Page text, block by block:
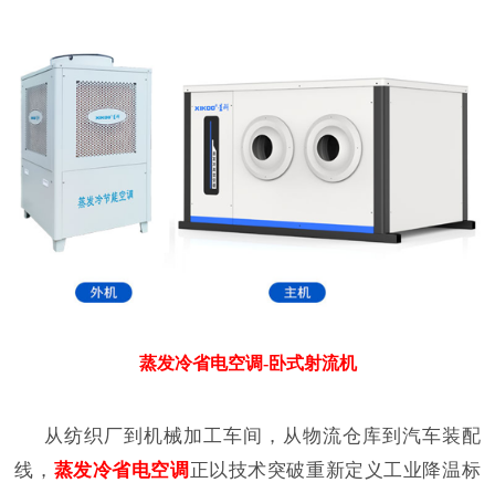
蒸发冷省电空调-卧式射流机
从纺织厂到机械加工车间，从物流仓库到汽车装配
线， 蒸发冷省电空调 正以技术突破重新定义工业降温标